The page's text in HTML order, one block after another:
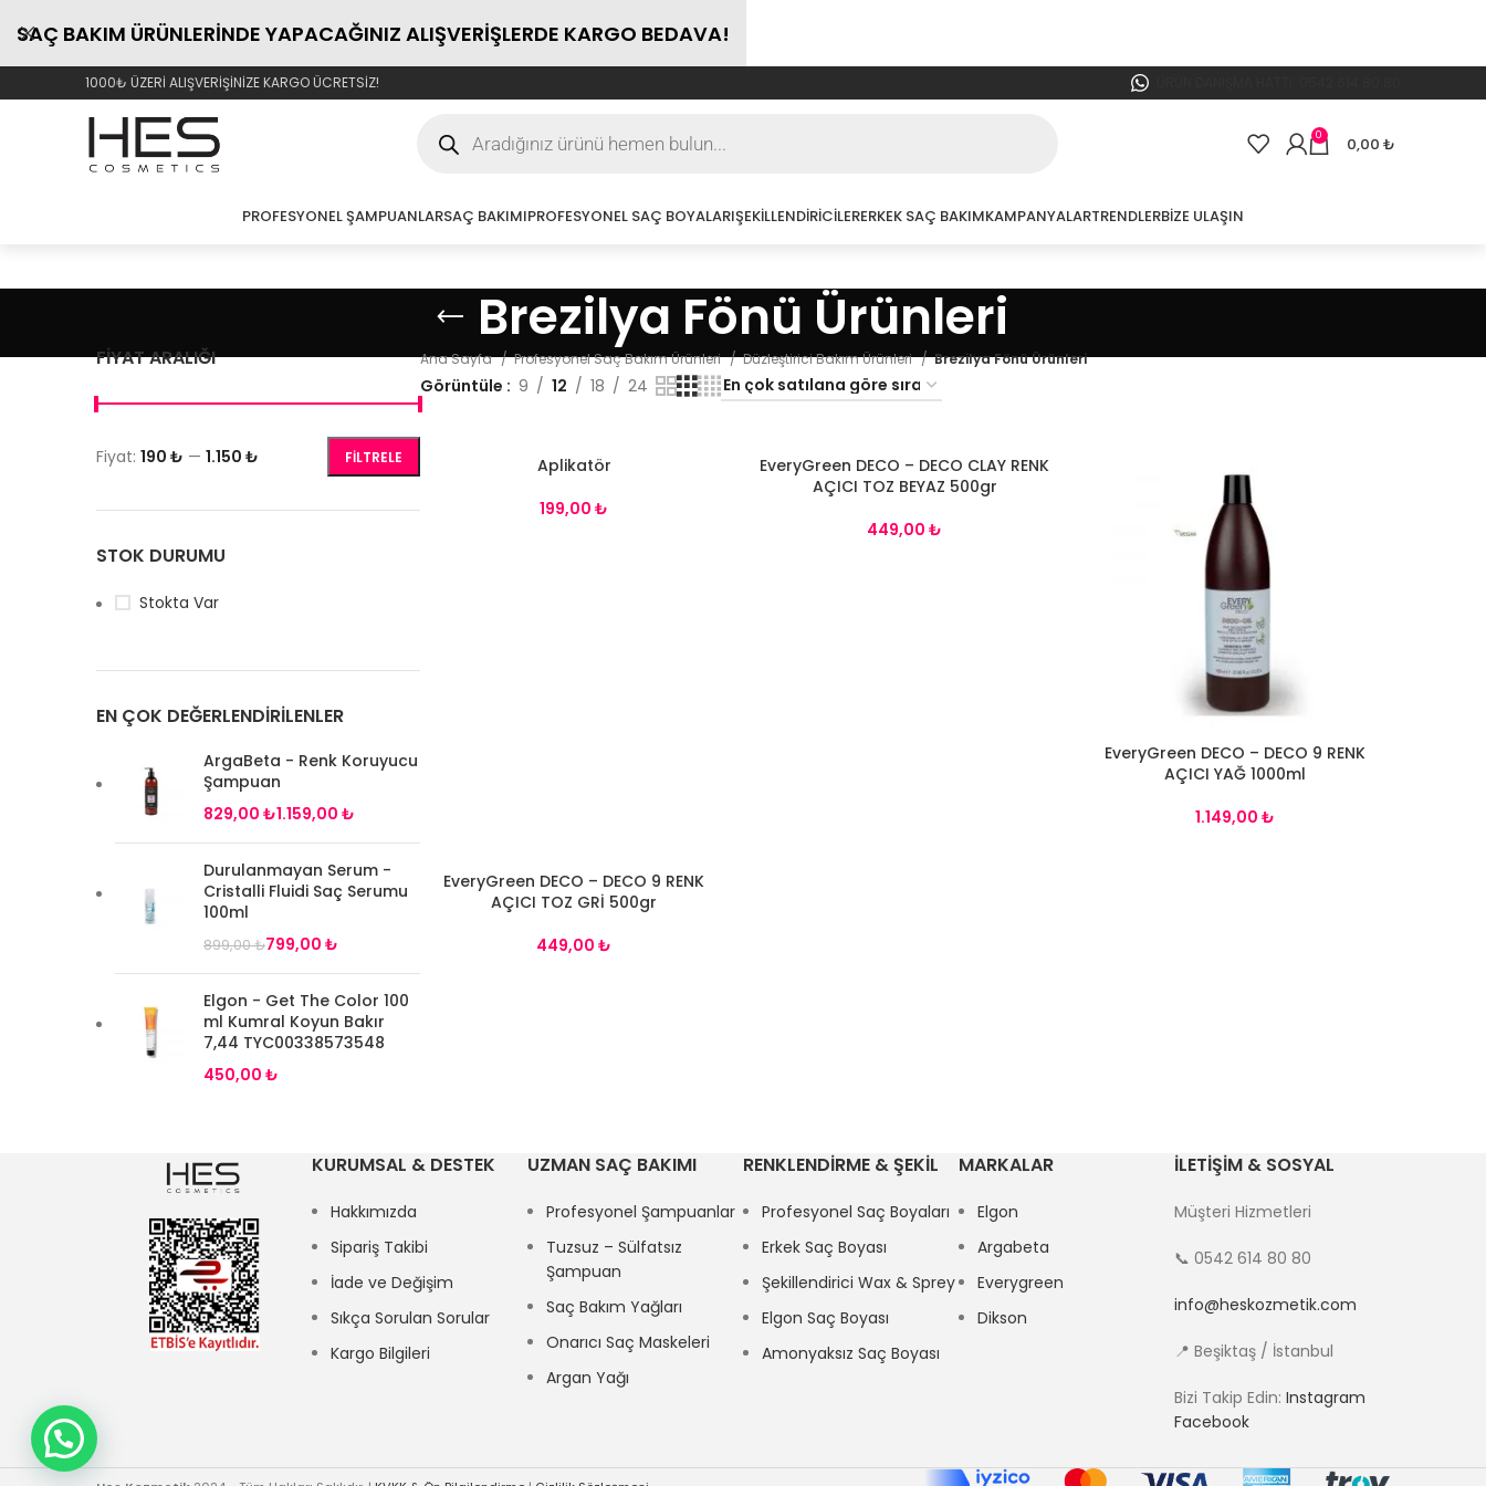
1000₺ ÜZERİ ALIŞVERİŞİNİZE KARGO ÜCRETSİZ!
0 0,00 ₺
PROFESYONEL ŞAMPUANLARSAÇ BAKIMIPROFESYONEL SAÇ BOYALARIŞEKILLENDIRICILERERKEK SAÇ BAKIMKAMPANYALARTRENDLERBIZE ULAŞIN
Brezilya Fönü Ürünleri
FIYAT ARALIĞI
FILTRELE
Fiyat: 190 ₺ — 1.150 ₺
STOK DURUMU
Stokta Var
EN ÇOK DEĞERLENDIRILENLER
ArgaBeta - Renk Koruyucu
Şampuan
₺
₺
Durulanmayan Serum -
Cristalli Fluidi Saç Serumu
100ml
899,00₺799,00 ₺
Elgon - Get The Color 100
ml Kumral Koyun Bakır
7,44 TYC00338573548
₺
Ana Sayfa Profesyonel Saç Bakım Ürünleri Düzleştirici Bakım Ürünleri Brezilya Fönü Ürünleri
Görüntüle 9 12 18 24
Aplikatör
₺
SEPETE EKLE
EveryGreen DECO – DECO CLAY RENK
AÇICI TOZ BEYAZ 500gr
₺
SEPETE EKLE
EveryGreen DECO – DECO 9 RENK
AÇICI YAĞ 1000ml
₺
SEPETE EKLE
EveryGreen DECO – DECO 9 RENK
AÇICI TOZ GRİ 500gr
₺
KURUMSAL & DESTEK
Hakkımızda
Sipariş Takibi
İade ve Değişim
Sıkça Sorulan Sorular
Kargo Bilgileri
UZMAN SAÇ BAKIMI
Profesyonel Şampuanlar
Tuzsuz – Sülfatsız
Şampuan
Saç Bakım Yağları
Onarıcı Saç Maskeleri
Argan Yağı
RENKLENDİRME & ŞEKİL
Profesyonel Saç Boyaları
Erkek Saç Boyası
Şekillendirici Wax & Sprey
Elgon Saç Boyası
Amonyaksız Saç Boyası
MARKALAR
Elgon
Argabeta
Everygreen
Dikson
İLETİŞİM & SOSYAL
Müşteri Hizmetleri
📞 0542 614 80 80
info@heskozmetik.com
📍 Beşiktaş / İstanbul
Bizi Takip Edin: Instagram
Facebook
SAÇ BAKIM ÜRÜNLERİNDE YAPACAĞINIZ ALIŞVERİŞLERDE KARGO BEDAVA!